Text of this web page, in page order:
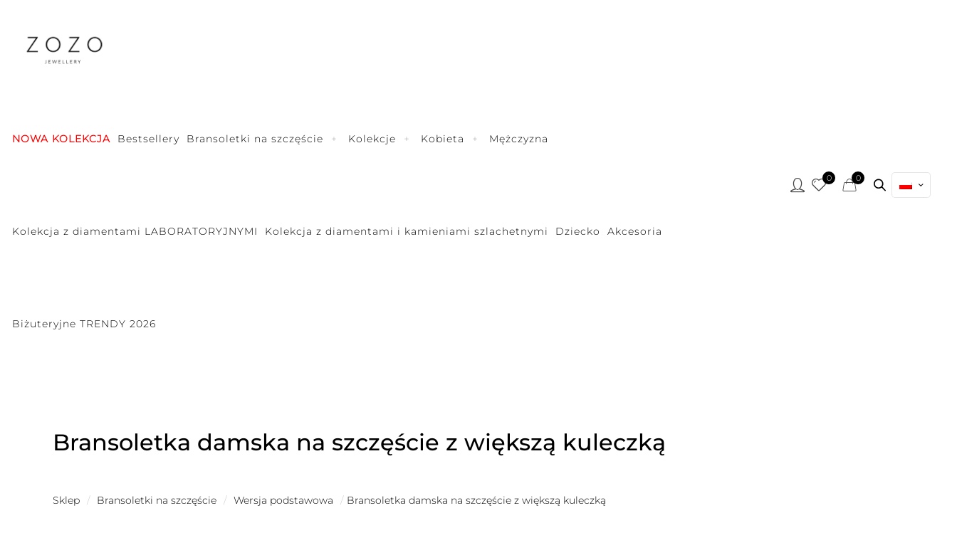
NOWA KOLEKCJA Bestsellery Bransoletki na szczęście Kolekcje Kobieta Mężczyzna
Kolekcja z diamentami LABORATORYJNYMI Kolekcja z diamentami i kamieniami szlachetnymi Dziecko Akcesoria
Biżuteryjne TRENDY 2026
0 0
Bransoletka damska na szczęście z większą kuleczką
Sklep / Bransoletki na szczęście / Wersja podstawowa / Bransoletka damska na szczęście z większą kuleczką